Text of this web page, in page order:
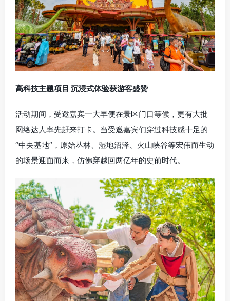
高科技主题项目 沉浸式体验获游客盛赞
活动期间，受邀嘉宾一大早便在景区门口等候，更有大批
网络达人率先赶来打卡。当受邀嘉宾们穿过科技感十足的
“中央基地”，原始丛林、湿地沼泽、火山峡谷等宏伟而生动
的场景迎面而来，仿佛穿越回两亿年的史前时代。